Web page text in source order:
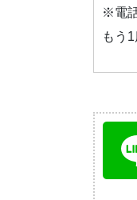
※電
もう